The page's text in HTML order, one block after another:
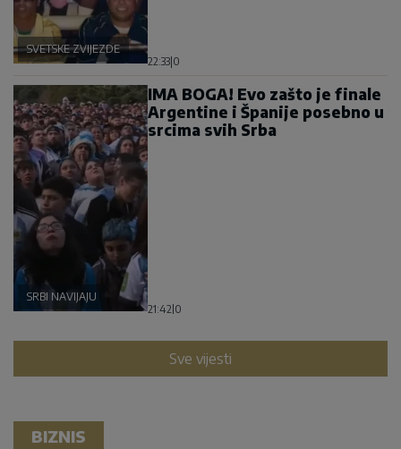
SVETSKE ZVIJEZDE
22:33 0
SRBI NAVIJAJU
IMA BOGA! Evo zašto je finale
Argentine i Španije posebno u
srcima svih Srba
21:42 0
Sve vijesti
BIZNIS